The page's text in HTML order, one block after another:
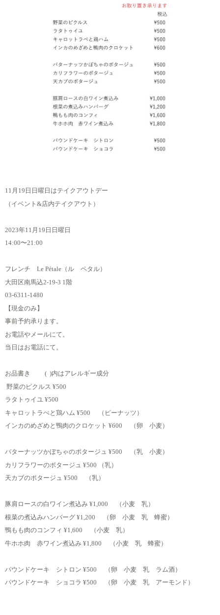
11月19日日曜日はテイクアウトデー
（イベント&店内テイクアウト）
2023年11月19日日曜日
14:00〜21:00
フレンチ Le Pétale（ル ペタル）
大田区南馬込2-19-3 1階
03-6311-1480
【現金のみ】
事前予約承ります。
お電話やメールにて。
当日はお電話にて。
お品書き ( )内はアレルギー成分
野菜のピクルス ¥500
ラタトゥイユ ¥500
キャロットラぺと鶏ハム ¥500 （ピーナッツ）
インカのめざめと鴨肉のクロケット ¥600 （卵 小麦）
バターナッツかぼちゃのポタージュ ¥500 （乳 小麦）
カリフラワーのポタージュ ¥500 （乳）
天カブのポタージュ ¥500 （乳）
豚肩ロースの白ワイン煮込み ¥1,000 （小麦 乳）
根菜の煮込みハンバーグ ¥1,200 （卵 小麦 乳 蜂蜜）
鴨もも肉のコンフィ ¥1,600 （小麦 乳）
牛ホホ肉 赤ワイン煮込み ¥1,800 （小麦 乳 蜂蜜）
パウンドケーキ シトロン ¥500 （卵 小麦 乳 ラム酒）
パウンドケーキ ショコラ ¥500 （卵 小麦 乳 アーモンド）